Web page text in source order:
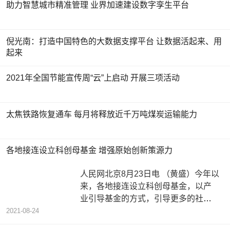
助力智慧城市精准管理 业界加速建设数字孪生平台
倪光南：打造中国特色的大数据支撑平台 让数据活起来、用
起来
2021年全国节能宣传周“云”上启动 开展三项活动
太焦铁路恢复通车 每月将释放近千万吨煤炭运输能力
各地接连设立科创母基金 增强原始创新策源力
人民网北京8月23日电 （黄盛）今年以
来，各地接连设立科创母基金，以产
业引导基金的方式，引导更多的社会
2021-08-24